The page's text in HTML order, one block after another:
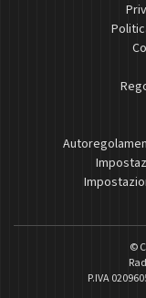
©
P.IVA